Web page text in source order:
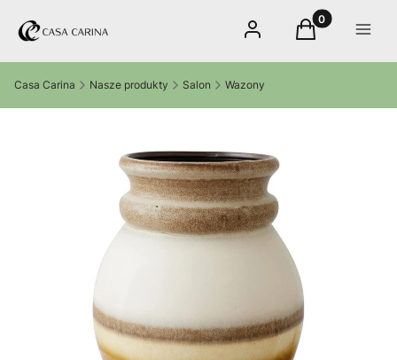
Zaloguj sięProdukty w
Koszyk Menu
Casa Carina Nasze produkty Salon Wazony